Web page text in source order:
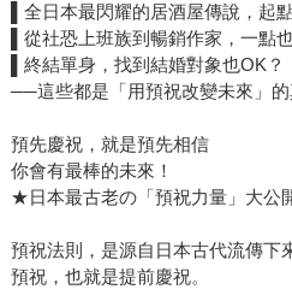
▌全日本最閃耀的居酒屋傳說，起
▌從社恐上班族到暢銷作家，一點
▌終結單身，找到結婚對象也OK？
──這些都是「用預祝改變未來」的
預先慶祝，就是預先相信
你會有最棒的未來！
★日本最古老の「預祝力量」大公
預祝法則，是源自日本古代流傳下
預祝，也就是提前慶祝。